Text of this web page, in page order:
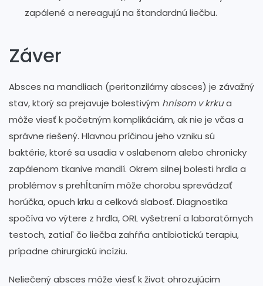
zapálené a nereagujú na štandardnú liečbu.
Záver
Absces na mandliach (peritonzilárny absces) je závažný
stav, ktorý sa prejavuje bolestivým hnisom v krkua
môže viesť k početným komplikáciám, ak nie je včas a
správne riešený. Hlavnou príčinou jeho vzniku sú
baktérie, ktoré sa usadia v oslabenom alebo chronicky
zapálenom tkanive mandlí. Okrem silnej bolesti hrdla a
problémov s prehĺtaním môže chorobu sprevádzať
horúčka, opuch krku a celková slabosť. Diagnostika
spočíva vo výtere z hrdla, ORL vyšetrení a laboratórnych
testoch, zatiaľ čo liečba zahŕňa antibiotickú terapiu,
prípadne chirurgickú incíziu.
Neliečený absces môže viesť k život ohrozujúcim